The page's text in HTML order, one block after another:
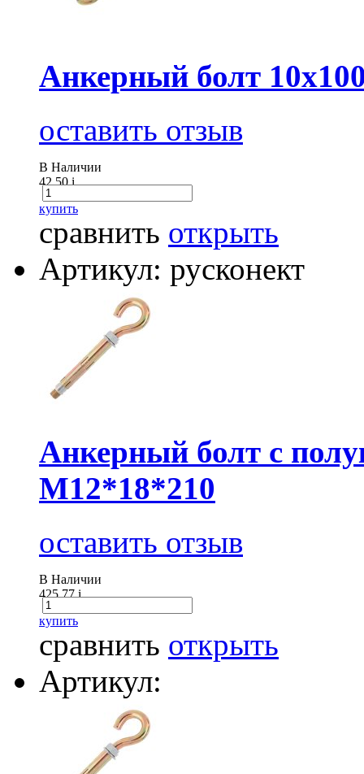
Анкерный болт
оставить отзыв
В Наличии
42.50i
купить
сравнить открыть
Артикул: русконект
Анкерный болт с
М12*18*210
оставить отзыв
В Наличии
425.77i
купить
сравнить открыть
Артикул: